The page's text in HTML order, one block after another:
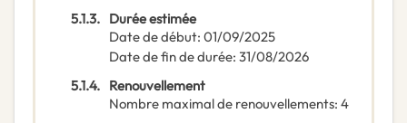
5.1.3. Durée estimée
Date de début: 01/09/2025
Date de fin de durée: 31/08/2026
5.1.4. Renouvellement
Nombre maximal de renouvellements: 4